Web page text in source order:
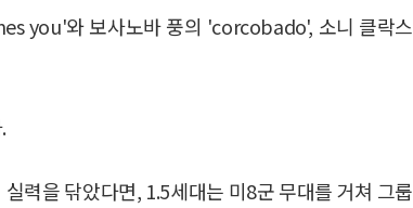
you'와 보사노바 풍의 'corcobado', 소니 클락스
력을 닦았다면, 1.5세대는 미8군 무대를 거쳐 그룹